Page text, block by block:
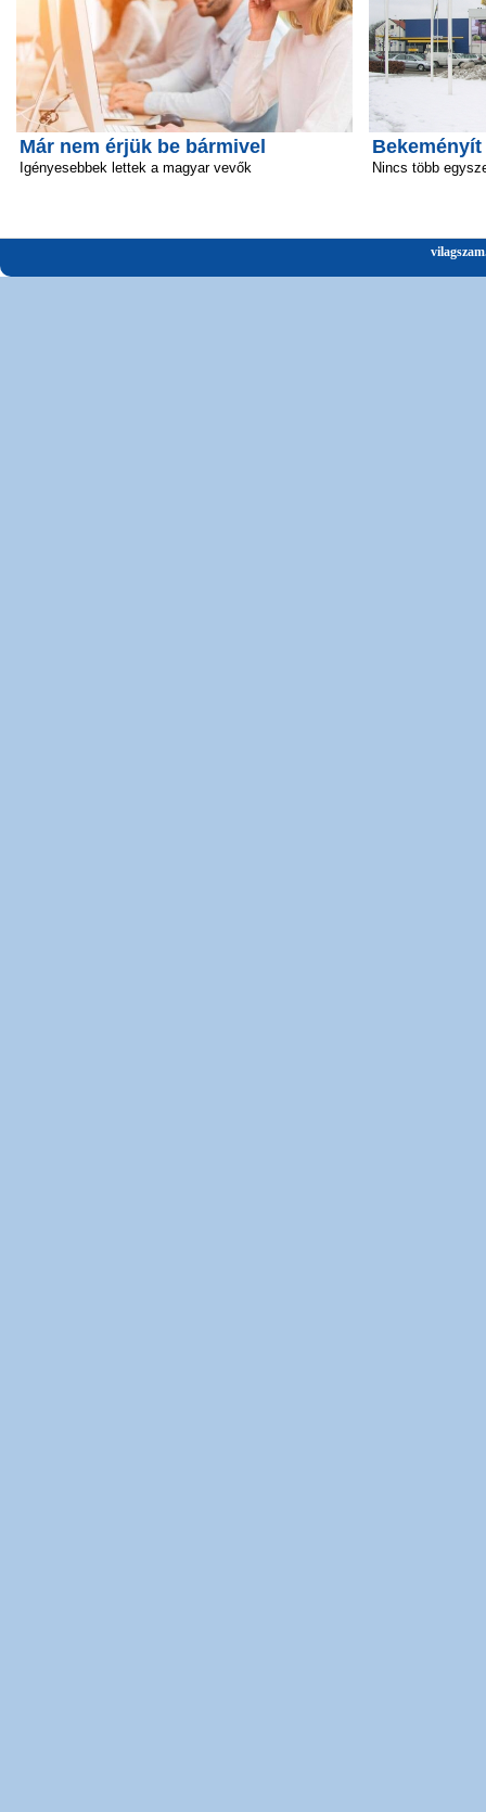
Már nem érjük be bármivel
Igényesebbek lettek a magyar vevők
Bekeményít
Nincs több